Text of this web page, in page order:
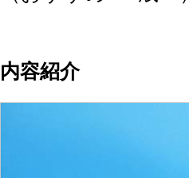
内容紹介